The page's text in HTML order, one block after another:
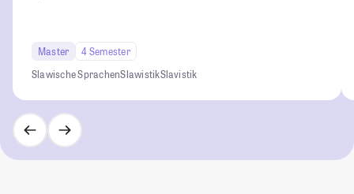
Master
4 Semester
Slawische SprachenSlawistikSlavistik